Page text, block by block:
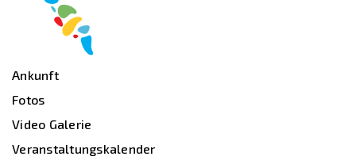
Ankunft
Fotos
Video Galerie
Veranstaltungskalender